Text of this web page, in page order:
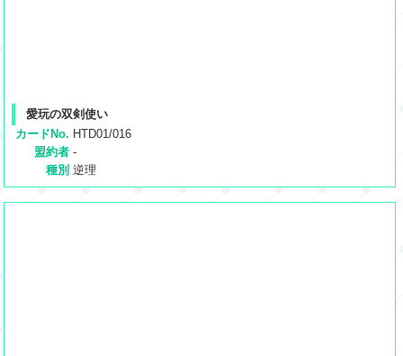
愛玩の双剣使い
カードNo. HTD01/016
盟約者 -
種別 逆理